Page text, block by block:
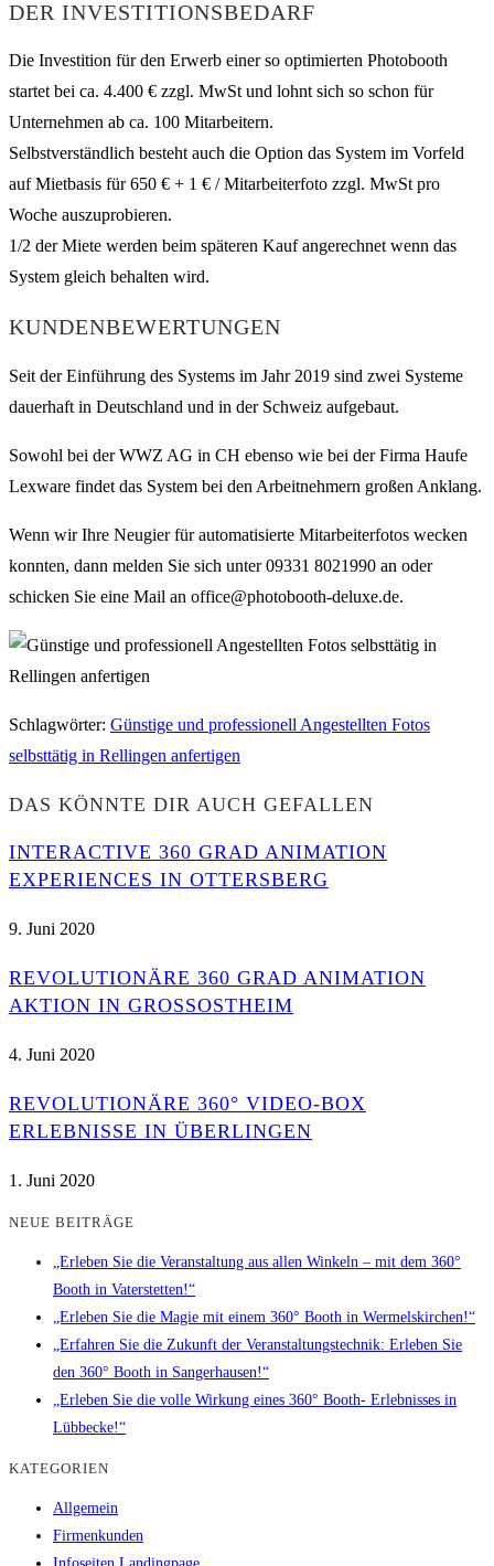
DER INVESTITIONSBEDARF
Die Investition für den Erwerb einer so optimierten Photobooth
startet bei ca. 4.400 € zzgl. MwSt und lohnt sich so schon für
Unternehmen ab ca. 100 Mitarbeitern.
Selbstverständlich besteht auch die Option das System im Vorfeld
auf Mietbasis für 650 € + 1 € / Mitarbeiterfoto zzgl. MwSt pro
Woche auszuprobieren.
1/2 der Miete werden beim späteren Kauf angerechnet wenn das
System gleich behalten wird.
KUNDENBEWERTUNGEN
Seit der Einführung des Systems im Jahr 2019 sind zwei Systeme
dauerhaft in Deutschland und in der Schweiz aufgebaut.
Sowohl bei der WWZ AG in CH ebenso wie bei der Firma Haufe
Lexware findet das System bei den Arbeitnehmern großen Anklang.
Wenn wir Ihre Neugier für automatisierte Mitarbeiterfotos wecken
konnten, dann melden Sie sich unter 09331 8021990 an oder
schicken Sie eine Mail an office@photobooth-deluxe.de.
Schlagwörter: Günstige und professionell Angestellten Fotos
selbsttätig in Rellingen anfertigen
DAS KÖNNTE DIR AUCH GEFALLEN
INTERACTIVE 360 GRAD ANIMATION
EXPERIENCES IN OTTERSBERG
9. Juni 2020
REVOLUTIONÄRE 360 GRAD ANIMATION
AKTION IN GROSSOSTHEIM
4. Juni 2020
REVOLUTIONÄRE 360° VIDEO-BOX
ERLEBNISSE IN ÜBERLINGEN
1. Juni 2020
NEUE BEITRÄGE
„Erleben Sie die Veranstaltung aus allen Winkeln – mit dem 360°
Booth in Vaterstetten!“
„Erleben Sie die Magie mit einem 360° Booth in Wermelskirchen!“
„Erfahren Sie die Zukunft der Veranstaltungstechnik: Erleben Sie
den 360° Booth in Sangerhausen!“
„Erleben Sie die volle Wirkung eines 360° Booth- Erlebnisses in
Lübbecke!“
KATEGORIEN
Allgemein
Firmenkunden